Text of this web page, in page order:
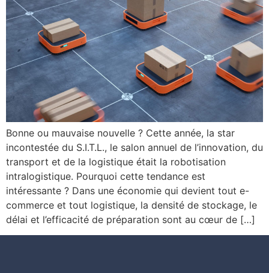
Bonne ou mauvaise nouvelle ? Cette année, la star
incontestée du S.I.T.L., le salon annuel de l’innovation, du
transport et de la logistique était la robotisation
intralogistique. Pourquoi cette tendance est
intéressante ? Dans une économie qui devient tout e-
commerce et tout logistique, la densité de stockage, le
délai et l’efficacité de préparation sont au cœur de […]